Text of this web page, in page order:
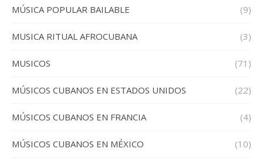
MÚSICA POPULAR BAILABLE (9)
MUSICA RITUAL AFROCUBANA (3)
MUSICOS (71)
MÚSICOS CUBANOS EN ESTADOS UNIDOS (22)
MÚSICOS CUBANOS EN FRANCIA (4)
MÚSICOS CUBANOS EN MÉXICO (10)